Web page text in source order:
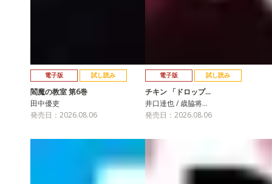
電子版 試し読み
閻魔の教室 第6巻
田中優吏
発売日：2026.08.06
電子版 試し読み
チキン 「ドロップ…
井口達也 / 歳脇将…
発売日：2026.08.06